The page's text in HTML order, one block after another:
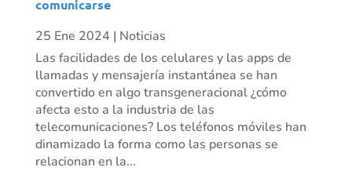
comunicarse
25 Ene 2024 | Noticias
Las facilidades de los celulares y las apps de
llamadas y mensajería instantánea se han
convertido en algo transgeneracional ¿cómo
afecta esto a la industria de las
telecomunicaciones? Los teléfonos móviles han
dinamizado la forma como las personas se
relacionan en la...